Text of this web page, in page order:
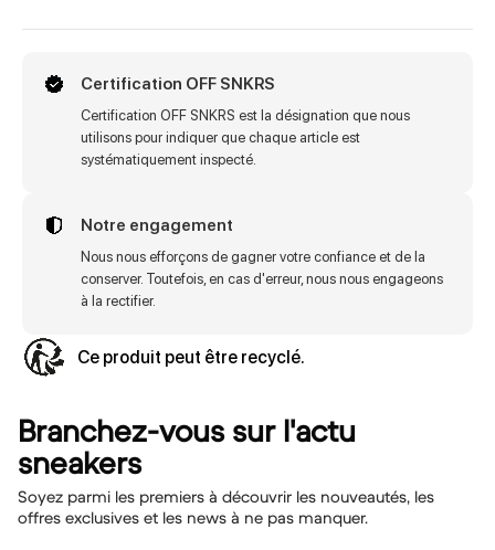
Certification OFF SNKRS
Certification OFF SNKRS est la désignation que nous
utilisons pour indiquer que chaque article est
systématiquement inspecté.
Notre engagement
Nous nous efforçons de gagner votre confiance et de la
conserver. Toutefois, en cas d'erreur, nous nous engageons
à la rectifier.
Ce produit peut être recyclé.
Branchez-vous sur l'actu
sneakers
Soyez parmi les premiers à découvrir les nouveautés, les
offres exclusives et les news à ne pas manquer.